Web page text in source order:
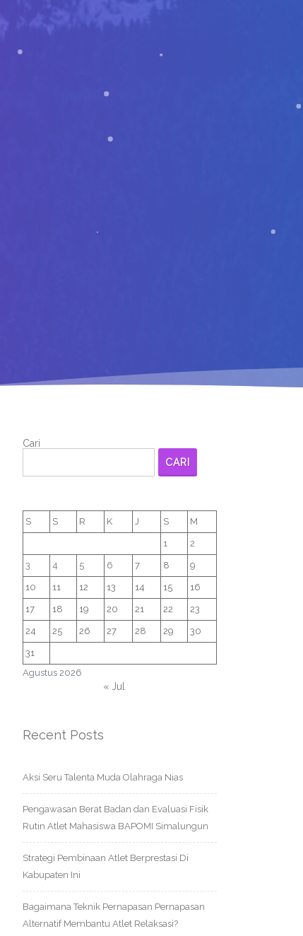
Cari
CARI
Agustus 2026
S S R K J S M
1 2
3 4 5 6 7 8 9
10 11 12 13 14 15 16
17 18 19 20 21 22 23
24 25 26 27 28 29 30
31
« Jul
Recent Posts
Aksi Seru Talenta Muda Olahraga Nias
Pengawasan Berat Badan dan Evaluasi Fisik
Rutin Atlet Mahasiswa BAPOMI Simalungun
Strategi Pembinaan Atlet Berprestasi Di
Kabupaten Ini
Bagaimana Teknik Pernapasan Pernapasan
Alternatif Membantu Atlet Relaksasi?